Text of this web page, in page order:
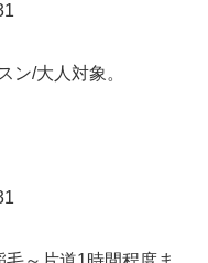
ン/大人対象。